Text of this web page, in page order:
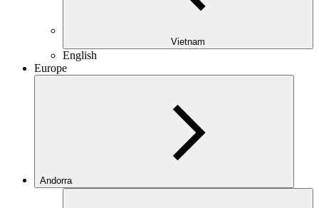
Vietnam
English
Europe
Andorra